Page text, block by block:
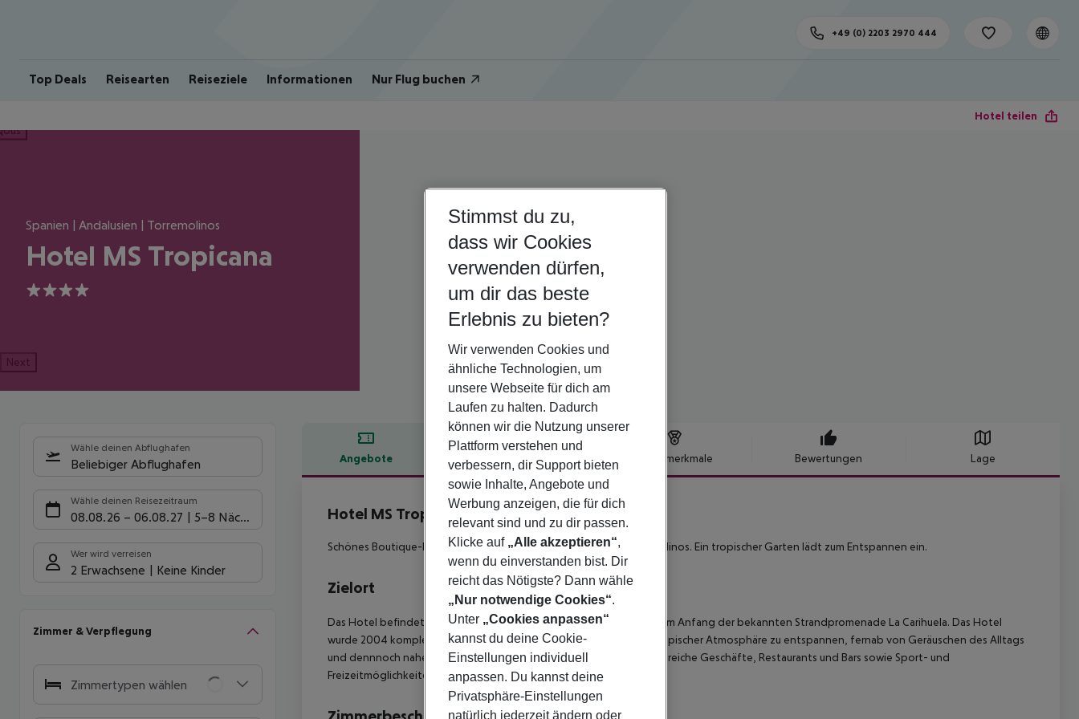
Top Deals Reisearten Reiseziele Informationen Nur Flug buchen
+49 (0) 2203 2970 444
Hotel teilen
Spanien | Andalusien | Torremolinos
Hotel MS Tropicana
4
Next
Wähle deinen Abflughafen
Beliebiger Abflughafen
Wähle deinen Reisezeitraum
08.08.26 – 06.08.27 5-8 Nächte
Wer wird verreisen
2 Erwachsene Keine Kinder
Zimmer & Verpflegung
Zimmertypen wählen
Angebote Hotelbeschreibung Hotelmerkmale Bewertungen Lage
Hotelbeschreibung
Hotel MS Tropicana
4
Schönes Boutique-Hotel mit perfekter Lage am Strand von Torremolinos. Ein tropischer Garten lädt zum Entspannen ein.
Zielort
Das Hotel befindet sich in erster Strandlinie in Torremolinos, direkt am Anfang der bekannten Strandpromenade La Carihuela. Das Hotel
wurde 2004 komplett renoviert. Es bietet die Möglichkeit, sich in tropischer Atmosphäre zu entspannen, fernab von Geräuschen des Alltags
und dennnoch nahe des Geschehens. Gleich in der Nähe gibt es zahlreiche Geschäfte, Restaurants und Bars sowie Sport- und
Freizeitmöglichkeiten.
Stimmst du zu,
dass wir Cookies
verwenden dürfen,
um dir das beste
Erlebnis zu bieten?
Wir verwenden Cookies und
ähnliche Technologien, um
unsere Webseite für dich am
Laufen zu halten. Dadurch
können wir die Nutzung unserer
Plattform verstehen und
verbessern, dir Support bieten
sowie Inhalte, Angebote und
Werbung anzeigen, die für dich
relevant sind und zu dir passen.
Klicke auf „Alle akzeptieren“,
wenn du einverstanden bist. Dir
reicht das Nötigste? Dann wähle
„Nur notwendige Cookies“.
Unter „Cookies anpassen“
kannst du deine Cookie-
Einstellungen individuell
anpassen. Du kannst deine
Privatsphäre-Einstellungen
natürlich jederzeit ändern oder